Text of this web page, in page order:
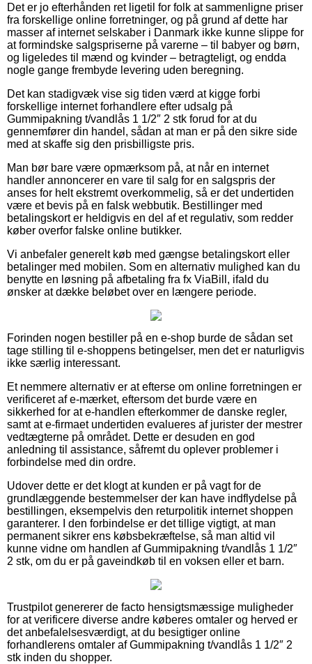
Det er jo efterhånden ret ligetil for folk at sammenligne priser
fra forskellige online forretninger, og på grund af dette har
masser af internet selskaber i Danmark ikke kunne slippe for
at formindske salgspriserne på varerne – til babyer og børn,
og ligeledes til mænd og kvinder – betragteligt, og endda
nogle gange frembyde levering uden beregning.
Det kan stadigvæk vise sig tiden værd at kigge forbi
forskellige internet forhandlere efter udsalg på
Gummipakning t/vandlås 1 1/2″ 2 stk forud for at du
gennemfører din handel, sådan at man er på den sikre side
med at skaffe sig den prisbilligste pris.
Man bør bare være opmærksom på, at når en internet
handler annoncerer en vare til salg for en salgspris der
anses for helt ekstremt overkommelig, så er det undertiden
være et bevis på en falsk webbutik. Bestillinger med
betalingskort er heldigvis en del af et regulativ, som redder
køber overfor falske online butikker.
Vi anbefaler generelt køb med gængse betalingskort eller
betalinger med mobilen. Som en alternativ mulighed kan du
benytte en løsning på afbetaling fra fx ViaBill, ifald du
ønsker at dække beløbet over en længere periode.
Forinden nogen bestiller på en e-shop burde de sådan set
tage stilling til e-shoppens betingelser, men det er naturligvis
ikke særlig interessant.
Et nemmere alternativ er at efterse om online forretningen er
verificeret af e-mærket, eftersom det burde være en
sikkerhed for at e-handlen efterkommer de danske regler,
samt at e-firmaet undertiden evalueres af jurister der mestrer
vedtægterne på området. Dette er desuden en god
anledning til assistance, såfremt du oplever problemer i
forbindelse med din ordre.
Udover dette er det klogt at kunden er på vagt for de
grundlæggende bestemmelser der kan have indflydelse på
bestillingen, eksempelvis den returpolitik internet shoppen
garanterer. I den forbindelse er det tillige vigtigt, at man
permanent sikrer ens købsbekræftelse, så man altid vil
kunne vidne om handlen af Gummipakning t/vandlås 1 1/2″
2 stk, om du er på gaveindkøb til en voksen eller et barn.
Trustpilot genererer de facto hensigtsmæssige muligheder
for at verificere diverse andre køberes omtaler og herved er
det anbefalelsesværdigt, at du besigtiger online
forhandlerens omtaler af Gummipakning t/vandlås 1 1/2″ 2
stk inden du shopper.